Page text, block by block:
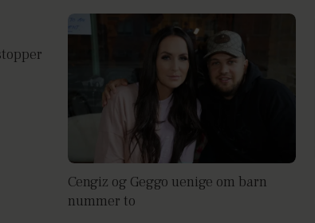
Cengiz og Geggo uenige om barn
nummer to